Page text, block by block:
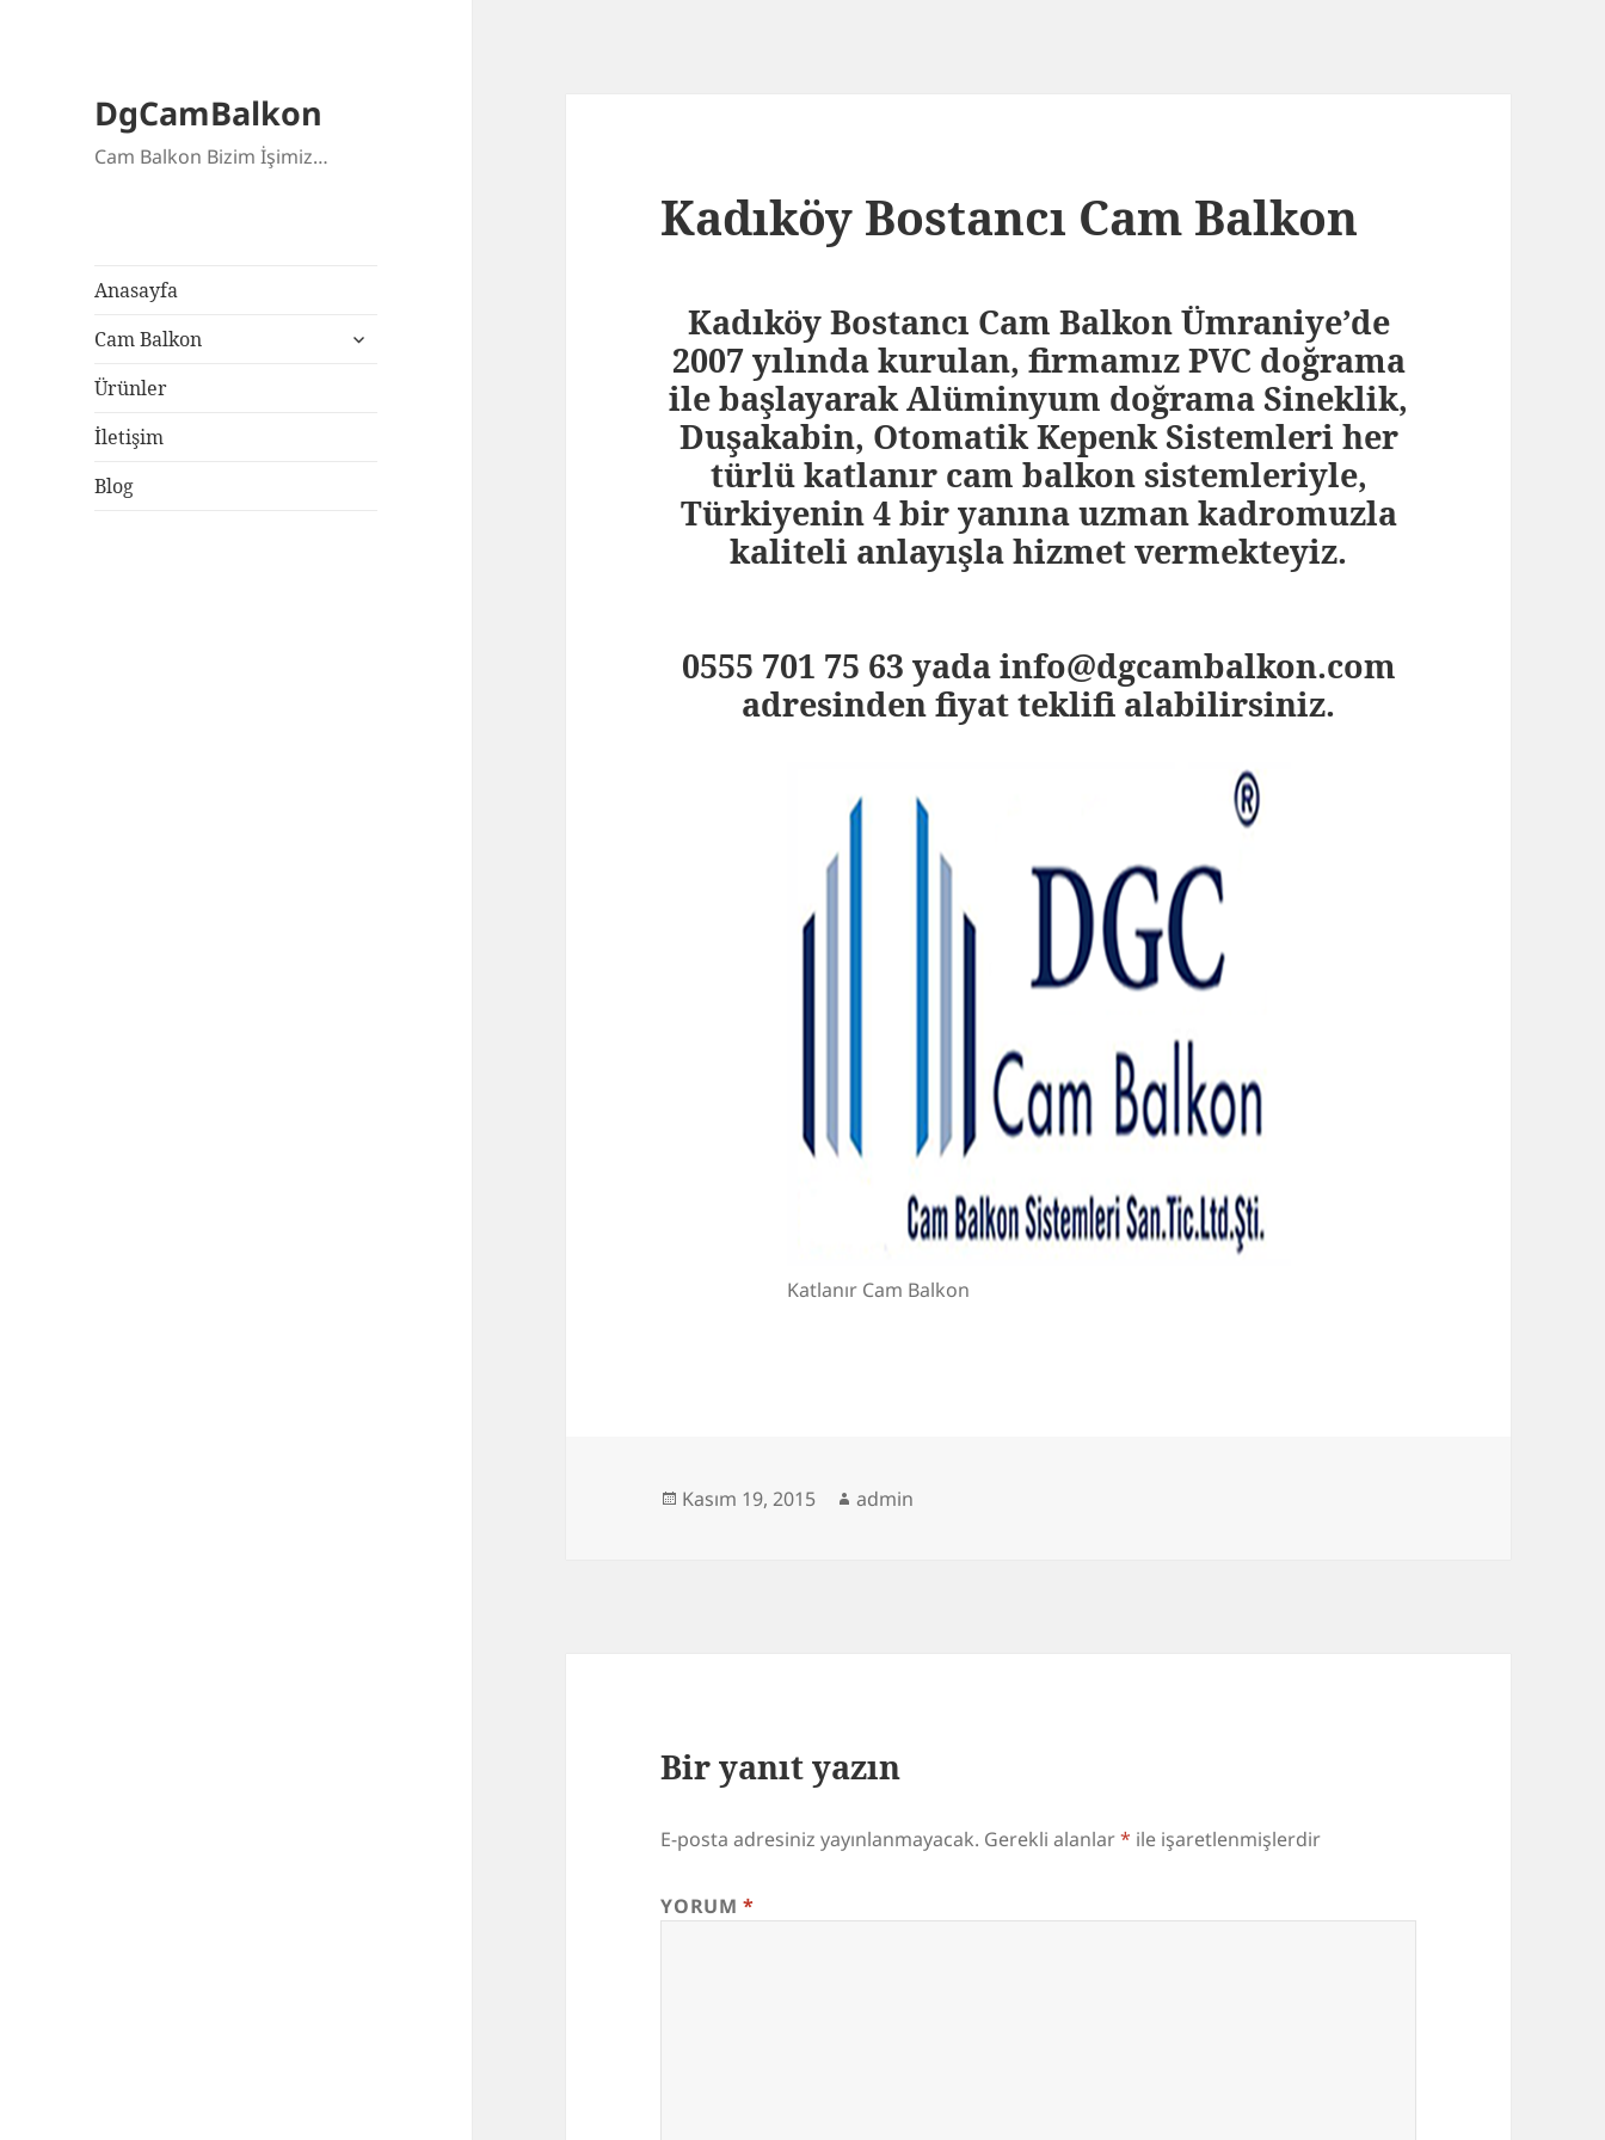
DgCamBalkon
Cam Balkon Bizim İşimiz…
Anasayfa
Cam Balkon
alt
Ürünler
İletişim
Blog
Kadıköy Bostancı Cam Balkon
Kadıköy Bostancı Cam Balkon Ümraniye’de
2007 yılında kurulan, firmamız PVC doğrama
ile başlayarak Alüminyum doğrama Sineklik,
Duşakabin, Otomatik Kepenk Sistemleri her
türlü katlanır cam balkon sistemleriyle,
Türkiyenin 4 bir yanına uzman kadromuzla
kaliteli anlayışla hizmet vermekteyiz.
0555 701 75 63 yada info@dgcambalkon.com
adresinden fiyat teklifi alabilirsiniz.
Katlanır Cam Balkon
Yayın
Kasım 19, 2015 Yazar
admin
Bir yanıt yazın
E-posta adresiniz yayınlanmayacak. Gerekli alanlar* ile işaretlenmişlerdir
YORUM*